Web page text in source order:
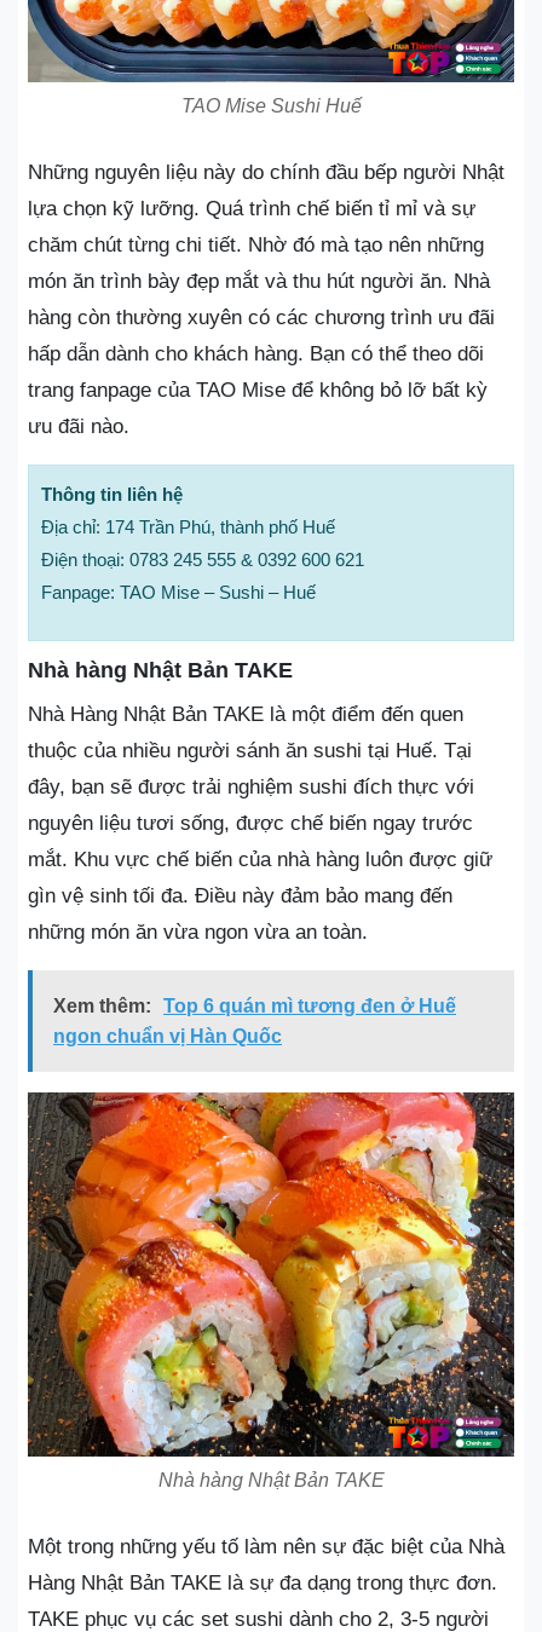
TAO Mise Sushi Huế
Những nguyên liệu này do chính đầu bếp người Nhật
lựa chọn kỹ lưỡng. Quá trình chế biến tỉ mỉ và sự
chăm chút từng chi tiết. Nhờ đó mà tạo nên những
món ăn trình bày đẹp mắt và thu hút người ăn. Nhà
hàng còn thường xuyên có các chương trình ưu đãi
hấp dẫn dành cho khách hàng. Bạn có thể theo dõi
trang fanpage của TAO Mise để không bỏ lỡ bất kỳ
ưu đãi nào.
Thông tin liên hệ
Địa chỉ: 174 Trần Phú, thành phố Huế
Điện thoại: 0783 245 555 & 0392 600 621
Fanpage: TAO Mise – Sushi – Huế
Nhà hàng Nhật Bản TAKE
Nhà Hàng Nhật Bản TAKE là một điểm đến quen
thuộc của nhiều người sánh ăn sushi tại Huế. Tại
đây, bạn sẽ được trải nghiệm sushi đích thực với
nguyên liệu tươi sống, được chế biến ngay trước
mắt. Khu vực chế biến của nhà hàng luôn được giữ
gìn vệ sinh tối đa. Điều này đảm bảo mang đến
những món ăn vừa ngon vừa an toàn.
Xem thêm:
Top 6 quán mì tương đen ở Huế
ngon chuẩn vị Hàn Quốc
Nhà hàng Nhật Bản TAKE
Một trong những yếu tố làm nên sự đặc biệt của Nhà
Hàng Nhật Bản TAKE là sự đa dạng trong thực đơn.
TAKE phục vụ các set sushi dành cho 2, 3-5 người